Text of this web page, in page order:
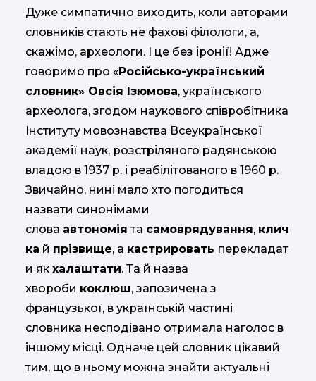
Дуже симпатично виходить, коли авторами
словників стають не фахові філологи, а,
скажімо, археологи. І це без іронії! Адже
говоримо про «Російсько-український
словник» Овсія Ізюмова, українського
археолога, згодом наукового співробітника
Інституту мовознавства Всеукраїнської
академії наук, розстріляного радянською
владою в 1937 р. і реабілітованого в 1960 р.
Звичайно, нині мало хто погодиться
назвати синонімами
слова автономія та самоврядування, клич
ка й прізвище, а кастрировать перекладат
и як халаштати. Та й назва
хвороби коклюш, запозичена з
французької, в українській частині
словника несподівано отримала наголос в
іншому місці. Одначе цей словник цікавий
тим, що в ньому можна знайти актуальні